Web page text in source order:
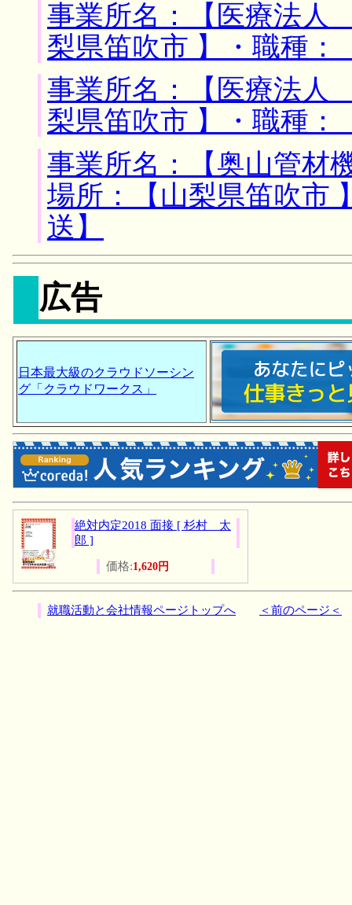
事業所名：【医療法人
梨県笛吹市 】・職種：
事業所名：【医療法人
梨県笛吹市 】・職種：
事業所名：【奥山管材
場所：【山梨県笛吹市
送】
広告
日本最大級のクラウドソーシン
グ「クラウドワークス」
絶対内定2018 面接 [ 杉村 太
郎 ]
価格:1,620円
就職活動と会社情報ページトップへ ＜前のページ＜